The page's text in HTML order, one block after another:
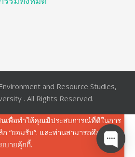
and Resource Studies,
. All Rights Reserved.
นเพื่อทำให้คุณมีประสบการณ์ที่ดีในการ
“ยอมรับ”. และท่านสามารถศึกษาราย
บายคุ้กกี้.